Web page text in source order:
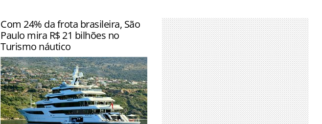
Com 24% da frota brasileira, São
Paulo mira R$ 21 bilhões no
Turismo náutico